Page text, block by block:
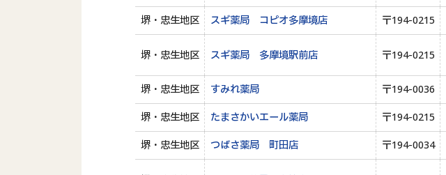
堺・忠生地区 スギ薬局 コピオ多摩境店 〒194-0215
堺・忠生地区 スギ薬局 多摩境駅前店 〒194-0215
堺・忠生地区 すみれ薬局 〒194-0036
堺・忠生地区 たまさかいエール薬局 〒194-0215
堺・忠生地区 つばさ薬局 町田店 〒194-0034